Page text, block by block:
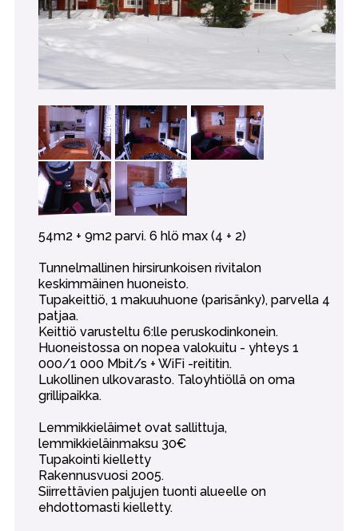
54m2 + 9m2 parvi. 6 hlö max (4 + 2)
Tunnelmallinen hirsirunkoisen rivitalon
keskimmäinen huoneisto.
Tupakeittiö, 1 makuuhuone (parisänky), parvella 4
patjaa.
Keittiö varusteltu 6:lle peruskodinkonein.
Huoneistossa on nopea valokuitu - yhteys 1
000/1 000 Mbit/s + WiFi -reititin.
Lukollinen ulkovarasto. Taloyhtiöllä on oma
grillipaikka.
Lemmikkieläimet ovat sallittuja,
lemmikkieläinmaksu 30€
Tupakointi kielletty
Rakennusvuosi 2005.
Siirrettävien paljujen tuonti alueelle on
ehdottomasti kielletty.